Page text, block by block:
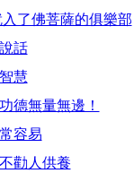
了佛菩薩的俱樂部
話
慧
德無量無邊！
容易
勸人供養